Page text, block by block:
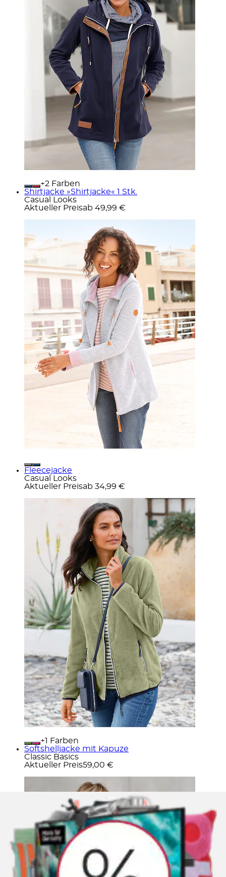
+
Farben
Shirtjacke »Shirtjacke« 1 Stk.
Casual Looks
Aktueller Preisab 49,99 €
Fleecejacke
Casual Looks
Aktueller Preisab 34,99 €
+
Farben
Softshelljacke mit Kapuze
Classic Basics
Aktueller Preis59,00 €